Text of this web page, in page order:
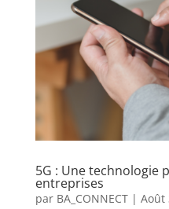
5G : Une technologie
entreprises
par BA_CONNECT| Août